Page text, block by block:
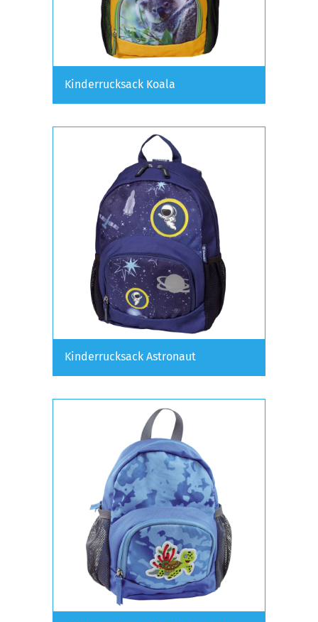
Kinderrucksack Koala
Kinderrucksack Astronaut